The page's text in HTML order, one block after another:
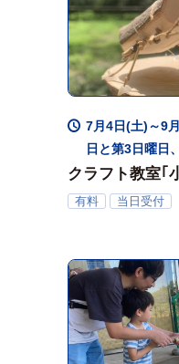
7月4日(土)～9
日と第3日曜日
クラフト教室｢
り｣（7月～9月）
有料 当日受付